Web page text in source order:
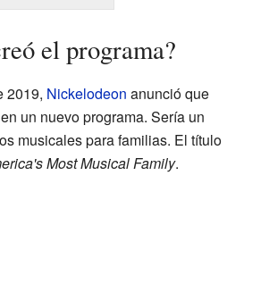
el programa?
2019, Nickelodeon anunció que
un nuevo programa. Sería un
musicales para familias. El título
Most Musical Family.